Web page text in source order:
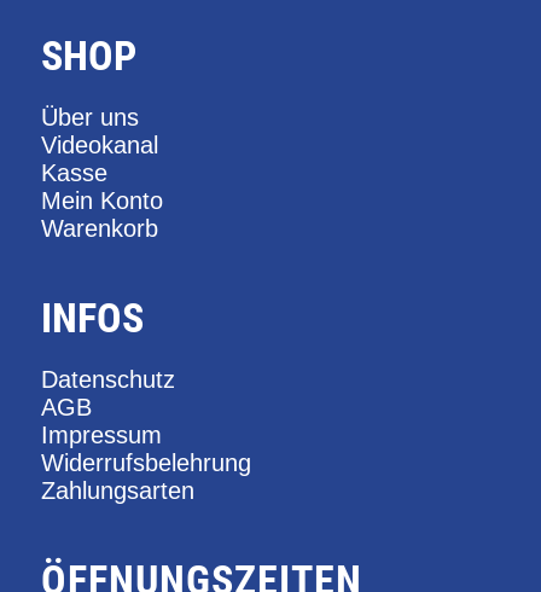
SHOP
Über uns
Videokanal
Kasse
Mein Konto
Warenkorb
INFOS
Datenschutz
AGB
Impressum
Widerrufsbelehrung
Zahlungsarten
ÖFFNUNGSZEITEN